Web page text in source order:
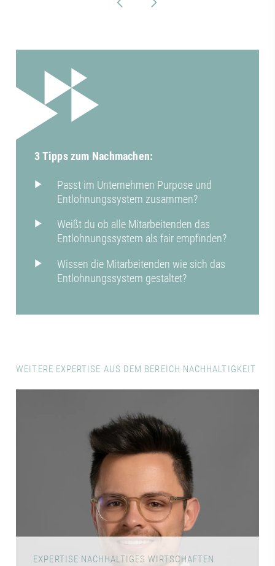
3 Tipps zum Nachmachen:
Passt im Unternehmen Purpose und
Entlohnungssystem zusammen?
Weißt du ob alle Mitarbeitenden das
Entlohnungssystem als fair empfinden?
Wissen die Mitarbeitenden wie sich das
Entlohnungssystem gestaltet?
WEITERE EXPERTISE AUS DEM BEREICH NACHHALTIGKEIT
EXPERTISE NACHHALTIGES WIRTSCHAFTEN